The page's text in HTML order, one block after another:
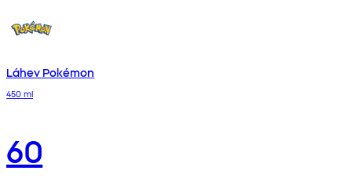
Láhev Pokémon
450 ml
60